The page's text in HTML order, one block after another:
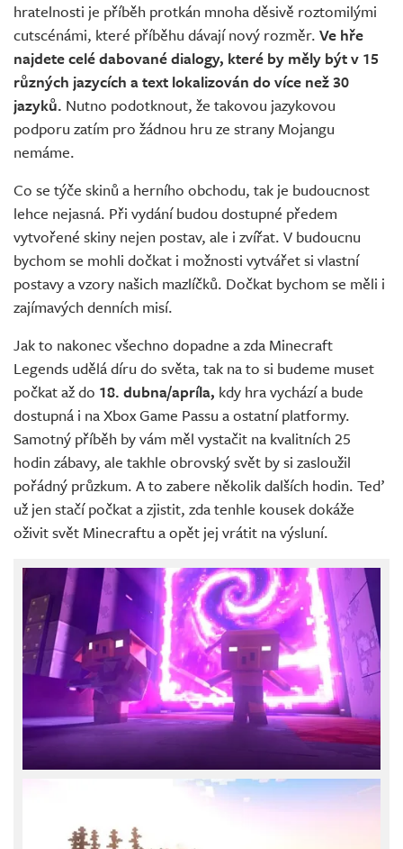
hratelnosti je příběh protkán mnoha děsivě roztomilými
cutscénámi, které příběhu dávají nový rozměr. Ve hře
najdete celé dabované dialogy, které by měly být v 15
různých jazycích a text lokalizován do více než 30
jazyků. Nutno podotknout, že takovou jazykovou
podporu zatím pro žádnou hru ze strany Mojangu
nemáme.
Co se týče skinů a herního obchodu, tak je budoucnost
lehce nejasná. Při vydání budou dostupné předem
vytvořené skiny nejen postav, ale i zvířat. V budoucnu
bychom se mohli dočkat i možnosti vytvářet si vlastní
postavy a vzory našich mazlíčků. Dočkat bychom se měli i
zajímavých denních misí.
Jak to nakonec všechno dopadne a zda Minecraft
Legends udělá díru do světa, tak na to si budeme muset
počkat až do 18. dubna/apríla, kdy hra vychází a bude
dostupná i na Xbox Game Passu a ostatní platformy.
Samotný příběh by vám měl vystačit na kvalitních 25
hodin zábavy, ale takhle obrovský svět by si zasloužil
pořádný průzkum. A to zabere několik dalších hodin. Teď
už jen stačí počkat a zjistit, zda tenhle kousek dokáže
oživit svět Minecraftu a opět jej vrátit na výsluní.